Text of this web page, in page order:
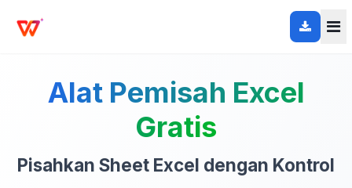
Alat Pemisah Excel
Gratis
Pisahkan Sheet Excel dengan Kontrol